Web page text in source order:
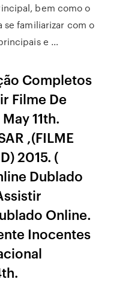
bem como o
se familiarizar com o
e …
Completos
Filme De
11th.
,(FILME
2015. (
Dublado
Online.
Inocentes